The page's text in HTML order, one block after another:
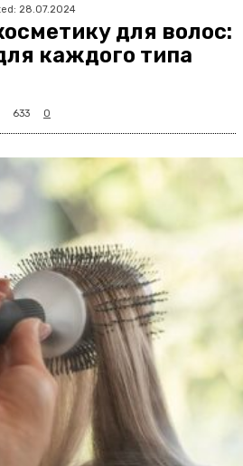
28.07.2024
для волос:
каждого типа
633 0